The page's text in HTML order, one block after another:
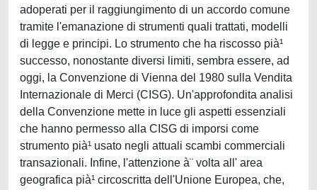
adoperati per il raggiungimento di un accordo comune
tramite l'emanazione di strumenti quali trattati, modelli
di legge e principi. Lo strumento che ha riscosso pià¹
successo, nonostante diversi limiti, sembra essere, ad
oggi, la Convenzione di Vienna del 1980 sulla Vendita
Internazionale di Merci (CISG). Un'approfondita analisi
della Convenzione mette in luce gli aspetti essenziali
che hanno permesso alla CISG di imporsi come
strumento pià¹ usato negli attuali scambi commerciali
transazionali. Infine, l'attenzione à¨ volta all' area
geografica pià¹ circoscritta dell'Unione Europea, che,